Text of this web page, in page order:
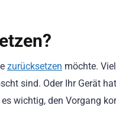
zurücksetzen möchte.
sind. Oder Ihr Gerät
wichtig, den Vorgang